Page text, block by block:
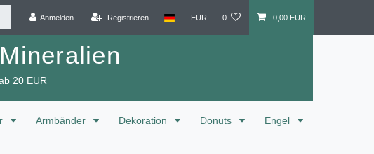
Anmelden Registrieren EUR 0 0,00 EUR
20 EUR
Armbänder Dekoration Donuts Engel